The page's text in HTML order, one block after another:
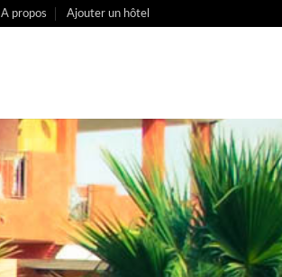
A propos Ajouter un hôtel